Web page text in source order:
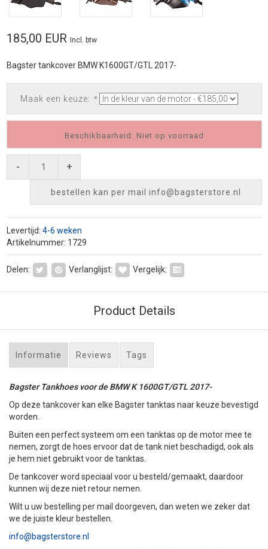
185,00 EUR Incl. btw
Bagster tankcover BMW K1600GT/GTL 2017-
Maak een keuze: *
Beschikbaarheid: Niet op voorraad
- +
bestellen kan per mail info@bagsterstore.nl
Levertijd: 4-6 weken
Artikelnummer: 1729
Delen: Verlanglijst: Vergelijk:
Product Details
Informatie Reviews Tags
Bagster Tankhoes voor de BMW K 1600GT/GTL 2017-
Op deze tankcover kan elke Bagster tanktas naar keuze bevestigd
worden.
Buiten een perfect systeem om een tanktas op de motor mee te
nemen, zorgt de hoes ervoor dat de tank niet beschadigd, ook als
je hem niet gebruikt voor de tanktas.
De tankcover word speciaal voor u besteld/gemaakt, daardoor
kunnen wij deze niet retour nemen.
Wilt u uw bestelling per mail doorgeven, dan weten we zeker dat
we de juiste kleur bestellen.
info@bagsterstore.nl